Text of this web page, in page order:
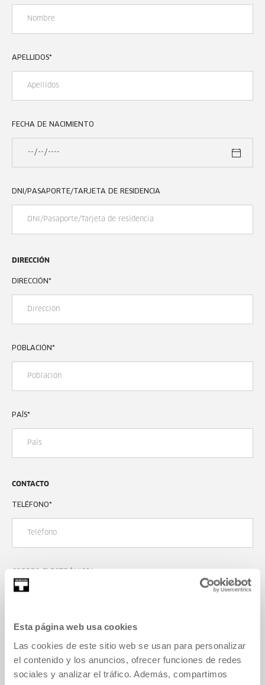
Esta página web usa cookies
Las cookies de este sitio web se usan para personalizar
el contenido y los anuncios, ofrecer funciones de redes
sociales y analizar el tráfico. Además, compartimos
APELLIDOS*
FECHA DE NACIMIENTO
DNI/PASAPORTE/TARJETA DE RESIDENCIA
DIRECCIÓN
DIRECCIÓN*
POBLACIÓN*
PAÍS*
CONTACTO
TELÉFONO*
OTROS
SOLICITUD DE BECA